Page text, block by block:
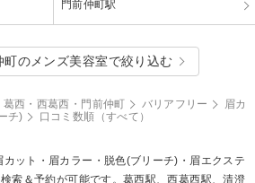
門前仲町駅
のメンズ美容室で絞り込む
葛西・西葛西・門前仲町 バリアフリー
眉カ
チ)
口コミ数順（すべて）
カット・眉カラー・脱色(ブリーチ)・眉エクステ
索＆予約が可能です。葛西駅、西葛西駅、清澄